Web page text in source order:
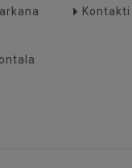
Kontakti